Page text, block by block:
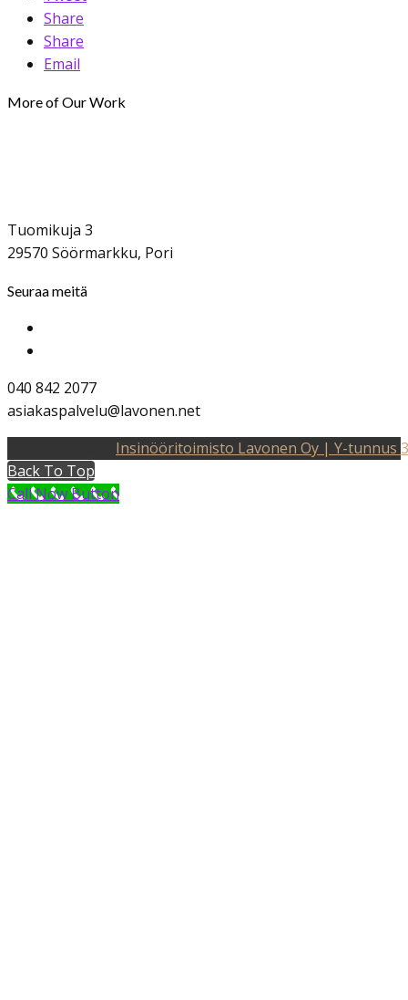
Share
Share
Email
More of Our Work
Tuomikuja 3
29570 Söörmarkku, Pori
Seuraa meitä
040 842 2077
asiakaspalvelu@lavonen.net
Insinööritoimisto Lavonen Oy | Y-tunnus
Back To Top
Call Now Button